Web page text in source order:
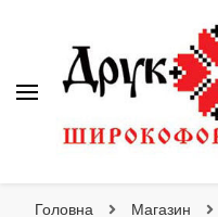
Головна Магазин